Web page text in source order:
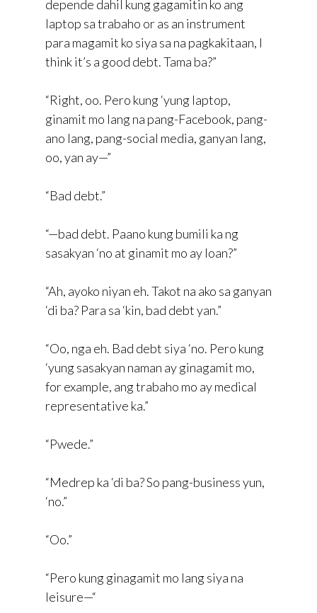
depende dahil kung gagamitin ko ang
laptop sa trabaho or as an instrument
para magamit ko siya sa na pagkakitaan, I
think it’s a good debt. Tama ba?”
“Right, oo. Pero kung ‘yung laptop,
ginamit mo lang na pang-Facebook, pang-
ano lang, pang-social media, ganyan lang,
oo, yan ay—”
“Bad debt.”
“—bad debt. Paano kung bumili ka ng
sasakyan ‘no at ginamit mo ay loan?”
“Ah, ayoko niyan eh. Takot na ako sa ganyan
‘di ba? Para sa ‘kin, bad debt yan.”
“Oo, nga eh. Bad debt siya ‘no. Pero kung
‘yung sasakyan naman ay ginagamit mo,
for example, ang trabaho mo ay medical
representative ka.”
“Pwede.”
“Medrep ka ‘di ba? So pang-business yun,
‘no.”
“Oo.”
“Pero kung ginagamit mo lang siya na
leisure—“